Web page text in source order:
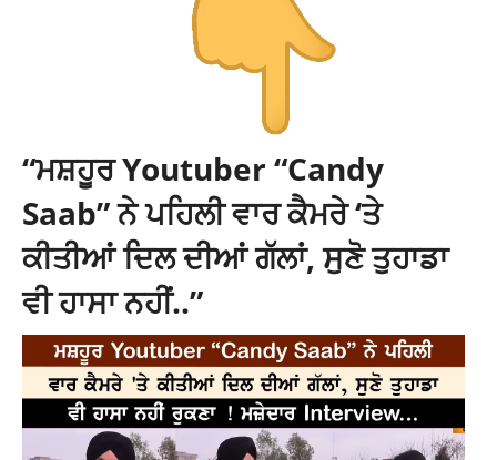
“ਮਸ਼ਹੂਰ Youtuber “Candy
Saab” ਨੇ ਪਹਿਲੀ ਵਾਰ ਕੈਮਰੇ ‘ਤੇ
ਕੀਤੀਆਂ ਦਿਲ ਦੀਆਂ ਗੱਲਾਂ, ਸੁਣੋ ਤੁਹਾਡਾ
ਵੀ ਹਾਸਾ ਨਹੀਂ..”